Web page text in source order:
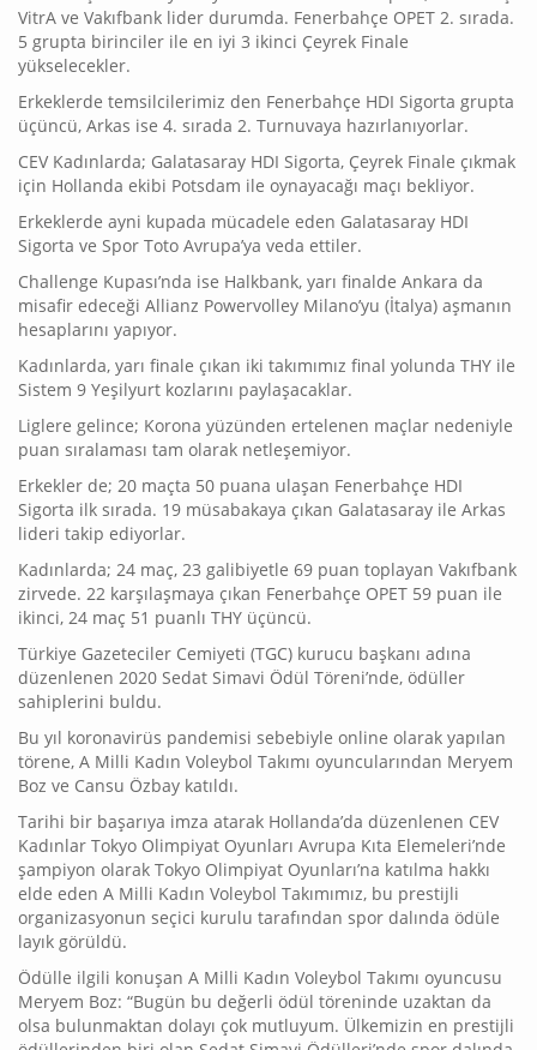
VitrA ve Vakıfbank lider durumda. Fenerbahçe OPET 2. sırada.
5 grupta birinciler ile en iyi 3 ikinci Çeyrek Finale
yükselecekler.
Erkeklerde temsilcilerimiz den Fenerbahçe HDI Sigorta grupta
üçüncü, Arkas ise 4. sırada 2. Turnuvaya hazırlanıyorlar.
CEV Kadınlarda; Galatasaray HDI Sigorta, Çeyrek Finale çıkmak
için Hollanda ekibi Potsdam ile oynayacağı maçı bekliyor.
Erkeklerde ayni kupada mücadele eden Galatasaray HDI
Sigorta ve Spor Toto Avrupa’ya veda ettiler.
Challenge Kupası’nda ise Halkbank, yarı finalde Ankara da
misafir edeceği Allianz Powervolley Milano’yu (İtalya) aşmanın
hesaplarını yapıyor.
Kadınlarda, yarı finale çıkan iki takımımız final yolunda THY ile
Sistem 9 Yeşilyurt kozlarını paylaşacaklar.
Liglere gelince; Korona yüzünden ertelenen maçlar nedeniyle
puan sıralaması tam olarak netleşemiyor.
Erkekler de; 20 maçta 50 puana ulaşan Fenerbahçe HDI
Sigorta ilk sırada. 19 müsabakaya çıkan Galatasaray ile Arkas
lideri takip ediyorlar.
Kadınlarda; 24 maç, 23 galibiyetle 69 puan toplayan Vakıfbank
zirvede. 22 karşılaşmaya çıkan Fenerbahçe OPET 59 puan ile
ikinci, 24 maç 51 puanlı THY üçüncü.
Türkiye Gazeteciler Cemiyeti (TGC) kurucu başkanı adına
düzenlenen 2020 Sedat Simavi Ödül Töreni’nde, ödüller
sahiplerini buldu.
Bu yıl koronavirüs pandemisi sebebiyle online olarak yapılan
törene, A Milli Kadın Voleybol Takımı oyuncularından Meryem
Boz ve Cansu Özbay katıldı.
Tarihi bir başarıya imza atarak Hollanda’da düzenlenen CEV
Kadınlar Tokyo Olimpiyat Oyunları Avrupa Kıta Elemeleri’nde
şampiyon olarak Tokyo Olimpiyat Oyunları’na katılma hakkı
elde eden A Milli Kadın Voleybol Takımımız, bu prestijli
organizasyonun seçici kurulu tarafından spor dalında ödüle
layık görüldü.
Ödülle ilgili konuşan A Milli Kadın Voleybol Takımı oyuncusu
Meryem Boz: “Bugün bu değerli ödül töreninde uzaktan da
olsa bulunmaktan dolayı çok mutluyum. Ülkemizin en prestijli